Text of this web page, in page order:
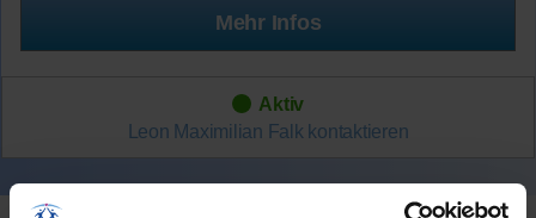
Mehr Infos
Aktiv
Leon Maximilian Falk kontaktieren